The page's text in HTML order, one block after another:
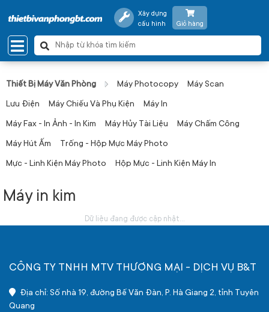
Xây dựng
cấu hình
Giỏ hàng
Thiết Bị Máy Văn Phòng Máy Photocopy Máy Scan
Lưu Điện Máy Chiếu Và Phụ Kiện Máy In
Máy Fax - In Ảnh - In Kim Máy Hủy Tài Liệu Máy Chấm Công
Máy Hút Ấm Trống - Hộp Mực Máy Photo
Mực - Linh Kiện Máy Photo Hộp Mực - Linh Kiện Máy In
Máy in kim
Dữ liệu đang được cập nhật...
CÔNG TY TNHH MTV THƯƠNG MẠI - DỊCH VỤ B&T
Địa chỉ: Số nhà 19, đường Bế Văn Đàn, P. Hà Giang 2, tỉnh Tuyên
Quang